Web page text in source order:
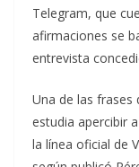
Telegram, que
afirmaciones se
entrevista
Una de las frases
estudia apercibir
la línea oficial de